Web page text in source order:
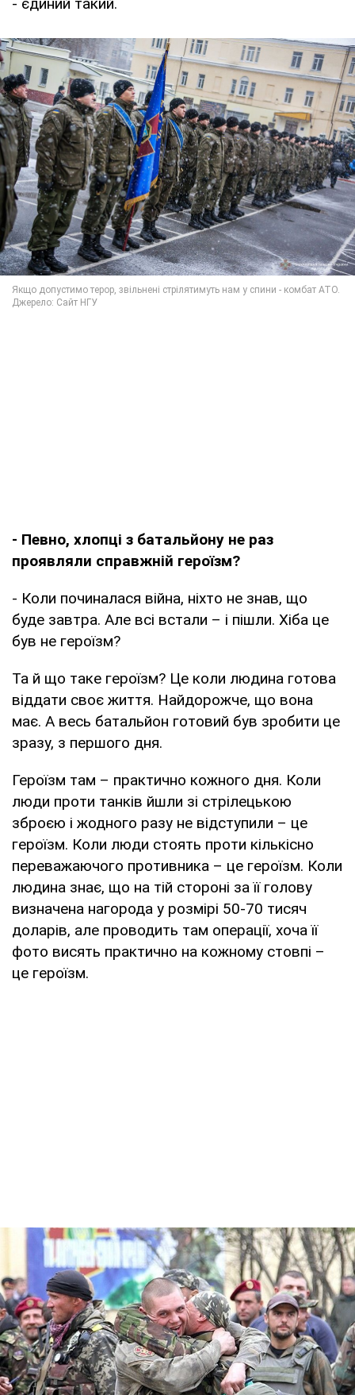
- єдиний такий.
- Певно, хлопці з батальйону не раз
проявляли справжній героїзм?
- Коли починалася війна, ніхто не знав, що
буде завтра. Але всі встали – і пішли. Хіба це
був не героїзм?
Та й що таке героїзм? Це коли людина готова
віддати своє життя. Найдорожче, що вона
має. А весь батальйон готовий був зробити це
зразу, з першого дня.
Героїзм там – практично кожного дня. Коли
люди проти танків йшли зі стрілецькою
зброєю і жодного разу не відступили – це
героїзм. Коли люди стоять проти кількісно
переважаючого противника – це героїзм. Коли
людина знає, що на тій стороні за її голову
визначена нагорода у розмірі 50-70 тисяч
доларів, але проводить там операції, хоча її
фото висять практично на кожному стовпі –
це героїзм.